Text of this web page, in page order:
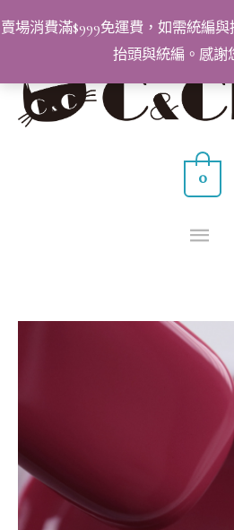
賣場消費滿$999免運費，如需統編
抬頭與統編。感謝
至
要
選
0
色
膠
海